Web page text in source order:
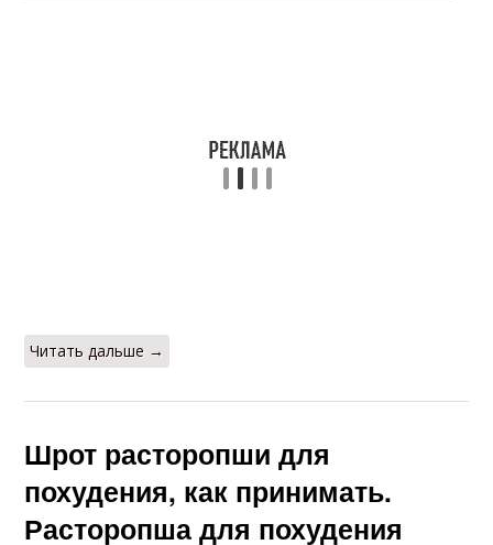
Читать дальше →
Шрот расторопши для
похудения, как принимать.
Расторопша для похудения